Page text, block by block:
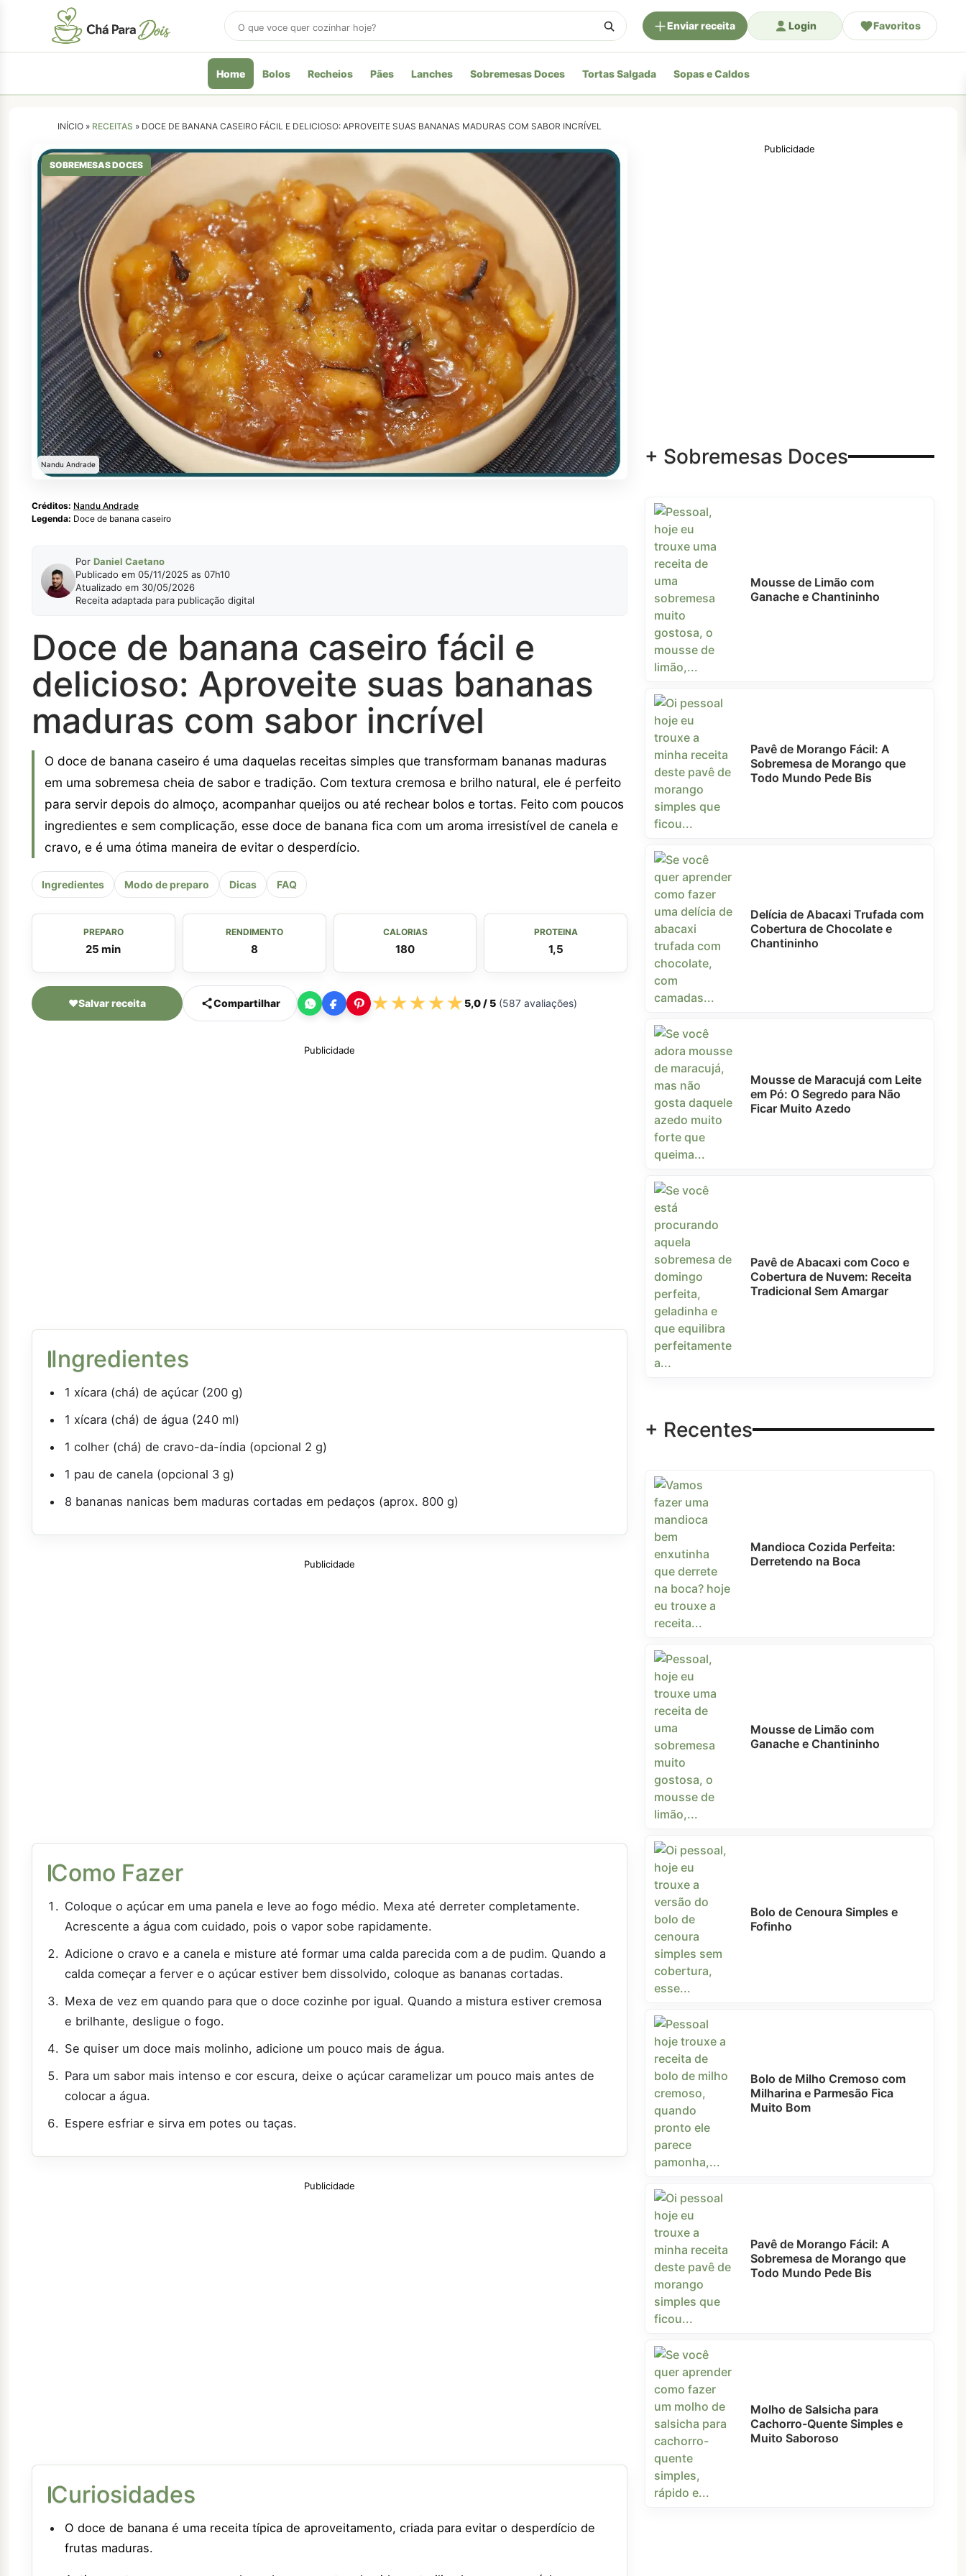
Buscar
receitas
Enviar receita Login Favoritos
Home Bolos Recheios Pães Lanches Sobremesas Doces Tortas Salgada Sopas e Caldos
INÍCIO » RECEITAS » DOCE DE BANANA CASEIRO FÁCIL E DELICIOSO: APROVEITE SUAS BANANAS MADURAS COM SABOR INCRÍVEL
SOBREMESAS DOCES
Nandu Andrade
Créditos: Nandu Andrade
Legenda: Doce de banana caseiro
Por Daniel Caetano
Publicado em 05/11/2025 as 07h10
Atualizado em 30/05/2026
Receita adaptada para publicação digital
Doce de banana caseiro fácil e
delicioso: Aproveite suas bananas
maduras com sabor incrível
O doce de banana caseiro é uma daquelas receitas simples que transformam bananas maduras
em uma sobremesa cheia de sabor e tradição. Com textura cremosa e brilho natural, ele é perfeito
para servir depois do almoço, acompanhar queijos ou até rechear bolos e tortas. Feito com poucos
ingredientes e sem complicação, esse doce de banana fica com um aroma irresistível de canela e
cravo, e é uma ótima maneira de evitar o desperdício.
Ingredientes Modo de preparo Dicas FAQ
PREPARO
25 min
RENDIMENTO
8
CALORIAS
180
PROTEINA
1,5
♥Salvar receita Compartilhar ★★★★★5,0/ 5 (587 avaliações)
Publicidade
Ingredientes
1 xícara (chá) de açúcar (200 g)
1 xícara (chá) de água (240 ml)
1 colher (chá) de cravo-da-índia (opcional 2 g)
1 pau de canela (opcional 3 g)
8 bananas nanicas bem maduras cortadas em pedaços (aprox. 800 g)
Publicidade
Como Fazer
Coloque o açúcar em uma panela e leve ao fogo médio. Mexa até derreter completamente.
Acrescente a água com cuidado, pois o vapor sobe rapidamente.
Adicione o cravo e a canela e misture até formar uma calda parecida com a de pudim. Quando a
calda começar a ferver e o açúcar estiver bem dissolvido, coloque as bananas cortadas.
Mexa de vez em quando para que o doce cozinhe por igual. Quando a mistura estiver cremosa
e brilhante, desligue o fogo.
Se quiser um doce mais molinho, adicione um pouco mais de água.
Para um sabor mais intenso e cor escura, deixe o açúcar caramelizar um pouco mais antes de
colocar a água.
Espere esfriar e sirva em potes ou taças.
Publicidade
Curiosidades
O doce de banana é uma receita típica de aproveitamento, criada para evitar o desperdício de
frutas maduras.
Publicidade
+ Sobremesas Doces
Mousse de Limão com
Ganache e Chantininho
Pavê de Morango Fácil: A
Sobremesa de Morango que
Todo Mundo Pede Bis
Delícia de Abacaxi Trufada com
Cobertura de Chocolate e
Chantininho
Mousse de Maracujá com Leite
em Pó: O Segredo para Não
Ficar Muito Azedo
Pavê de Abacaxi com Coco e
Cobertura de Nuvem: Receita
Tradicional Sem Amargar
+ Recentes
Mandioca Cozida Perfeita:
Derretendo na Boca
Mousse de Limão com
Ganache e Chantininho
Bolo de Cenoura Simples e
Fofinho
Bolo de Milho Cremoso com
Milharina e Parmesão Fica
Muito Bom
Pavê de Morango Fácil: A
Sobremesa de Morango que
Todo Mundo Pede Bis
Molho de Salsicha para
Cachorro-Quente Simples e
Muito Saboroso